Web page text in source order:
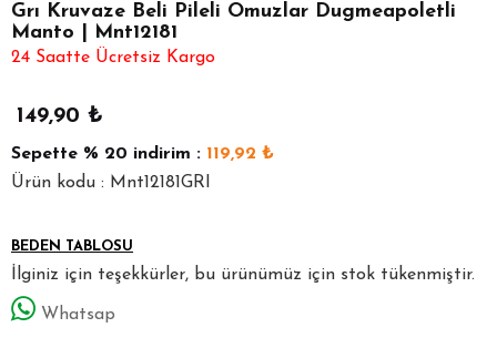
Grı Kruvaze Beli Pileli Omuzlar Dugmeapoletli
Manto | Mnt12181
24 Saatte Ücretsiz Kargo
149,90 ₺
Sepette % 20 indirim : 119,92 ₺
Ürün kodu : Mnt12181GRI
BEDEN TABLOSU
İlginiz için teşekkürler, bu ürünümüz için stok tükenmiştir.
Whatsap